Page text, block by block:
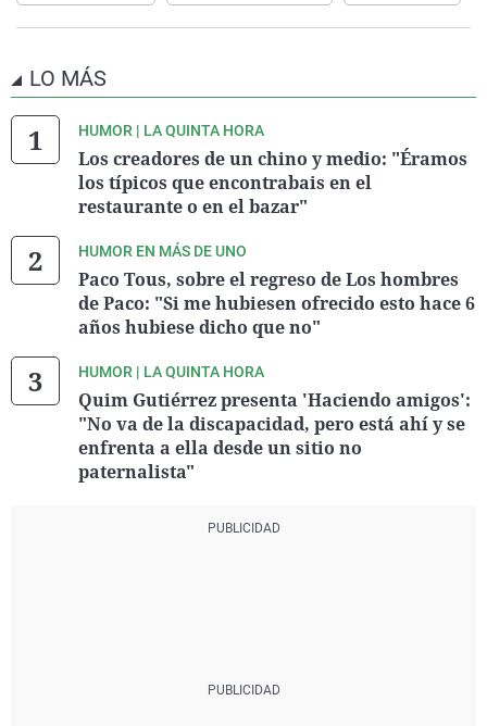
LO MÁS
HUMOR | LA QUINTA HORA
Los creadores de un chino y medio: "Éramos
los típicos que encontrabais en el
restaurante o en el bazar"
HUMOR EN MÁS DE UNO
Paco Tous, sobre el regreso de Los hombres
de Paco: "Si me hubiesen ofrecido esto hace 6
años hubiese dicho que no"
HUMOR | LA QUINTA HORA
Quim Gutiérrez presenta 'Haciendo amigos':
"No va de la discapacidad, pero está ahí y se
enfrenta a ella desde un sitio no
paternalista"